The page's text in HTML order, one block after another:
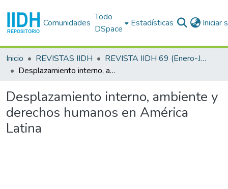
Comunidades
Todo
DSpace
Estadísticas Iniciar
Inicio REVISTAS IIDH
REVISTA IIDH 69 (Enero-Junio 2019)
Desplazamiento interno, ambiente y derechos humanos en América Latina
Desplazamiento interno, ambiente y
derechos humanos en América
Latina